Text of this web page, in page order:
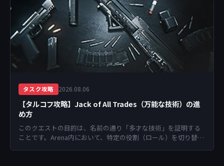
タスク攻略 2026.08.06
【タルコフ攻略】Jack of All Trades（万能な技術）の進
め方
このクエストの目的は、名前の通り「多才な技術」を証明する
ことです。Arena内において、特定の役割（ロール）を切り替え